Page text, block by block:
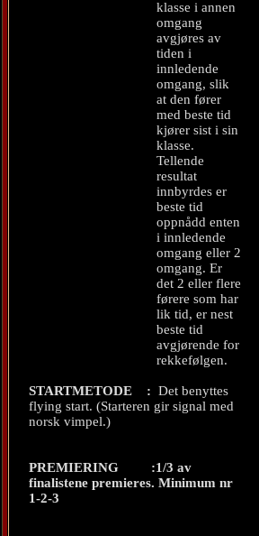
klasse i annen
omgang
avgjøres av
tiden i
innledende
omgang, slik
at den fører
med beste tid
kjører sist i sin
klasse.
Tellende
resultat
innbyrdes er
beste tid
oppnådd enten
i innledende
omgang eller 2
omgang. Er
det 2 eller flere
førere som har
lik tid, er nest
beste tid
avgjørende for
rekkefølgen.
STARTMETODE : Det benyttes
flying start. (Starteren gir signal med
norsk vimpel.)
PREMIERING
:1/3 av
finalistene premieres. Minimum nr
1-2-3